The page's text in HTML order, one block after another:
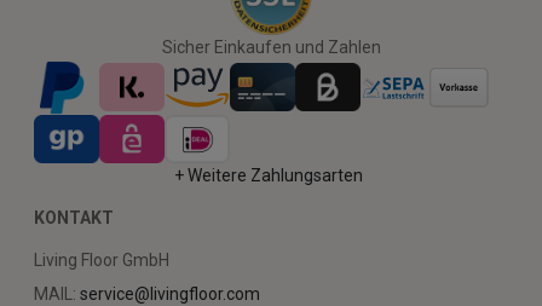
Sicher Einkaufen und Zahlen
+ Weitere Zahlungsarten
KONTAKT
Living Floor GmbH
MAIL: service@livingfloor.com